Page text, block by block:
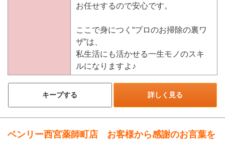
お任せするので安心です。
ここで身につく“プロのお掃除の裏ワ
ザ”は、
私生活にも活かせる一生モノのスキ
ルになりますよ♪
キープする 詳しく見る
ベンリー西宮薬師町店 お客様から感謝のお言葉を